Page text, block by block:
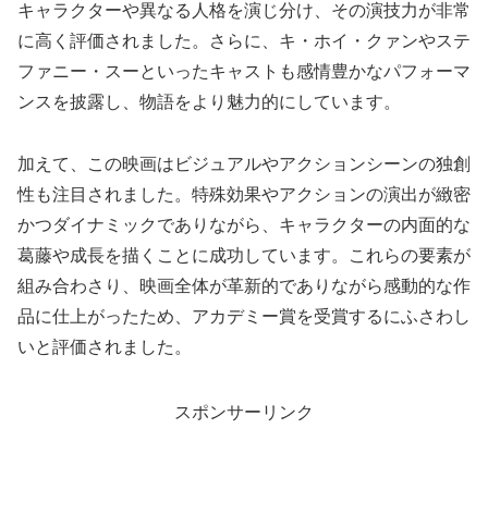
キャラクターや異なる人格を演じ分け、その演技力が非常
に高く評価されました。さらに、キ・ホイ・クァンやステ
ファニー・スーといったキャストも感情豊かなパフォーマ
ンスを披露し、物語をより魅力的にしています。
加えて、この映画はビジュアルやアクションシーンの独創
性も注目されました。特殊効果やアクションの演出が緻密
かつダイナミックでありながら、キャラクターの内面的な
葛藤や成長を描くことに成功しています。これらの要素が
組み合わさり、映画全体が革新的でありながら感動的な作
品に仕上がったため、アカデミー賞を受賞するにふさわし
いと評価されました。
スポンサーリンク